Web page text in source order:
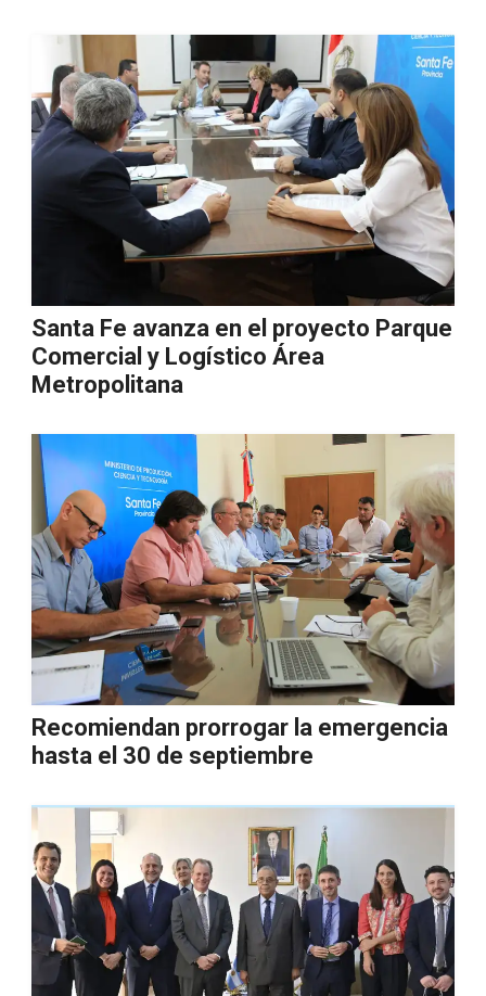
Santa Fe avanza en el proyecto Parque
Comercial y Logístico Área
Metropolitana
Recomiendan prorrogar la emergencia
hasta el 30 de septiembre